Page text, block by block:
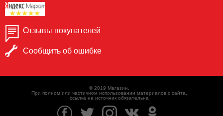
Отзывы покупателей
Сообщить об ошибке
© 2019 Магазин.
При полном или частичном использовании материалов с сайта,
ссылка на источник обязательна